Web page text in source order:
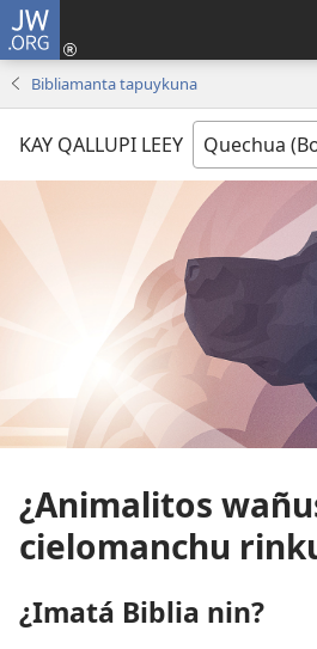
JW.ORG
Bibliamanta tapuykuna
KAY QALLUPI LEEY
¿Animalitos
cielomanchu
¿Imatá Biblia nin?